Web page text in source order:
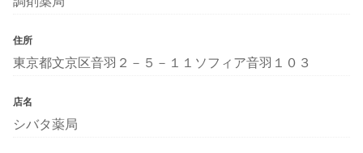
住所
東京都文京区音羽２－５－１１ソフィア音羽１０３
店名
シバタ薬局